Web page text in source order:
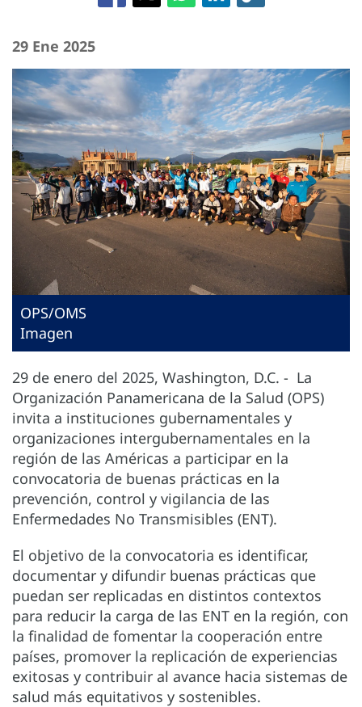
29 Ene 2025
OPS/OMS
Imagen
29 de enero del 2025, Washington, D.C. - La
Organización Panamericana de la Salud (OPS)
invita a instituciones gubernamentales y
organizaciones intergubernamentales en la
región de las Américas a participar en la
convocatoria de buenas prácticas en la
prevención, control y vigilancia de las
Enfermedades No Transmisibles (ENT).
El objetivo de la convocatoria es identificar,
documentar y difundir buenas prácticas que
puedan ser replicadas en distintos contextos
para reducir la carga de las ENT en la región, con
la finalidad de fomentar la cooperación entre
países, promover la replicación de experiencias
exitosas y contribuir al avance hacia sistemas de
salud más equitativos y sostenibles.